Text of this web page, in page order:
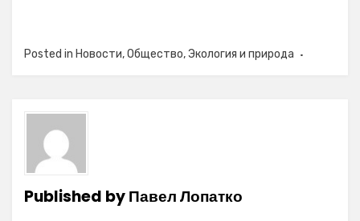
Posted in Новости,Общество,Экология и природа
Published byПавел Лопатко